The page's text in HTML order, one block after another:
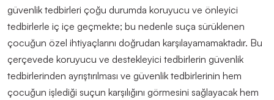
güvenlik tedbirleri çoğu durumda koruyucu ve önleyici
tedbirlerle iç içe geçmekte; bu nedenle suça sürüklenen
çocuğun özel ihtiyaçlarını doğrudan karşılayamamaktadır. Bu
çerçevede koruyucu ve destekleyici tedbirlerin güvenlik
tedbirlerinden ayrıştırılması ve güvenlik tedbirlerinin hem
çocuğun işlediği suçun karşılığını görmesini sağlayacak hem